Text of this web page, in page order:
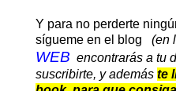
Y para no perderte
sígueme en el blog (en
WEB encontrarás a tu
suscribirte, y además te